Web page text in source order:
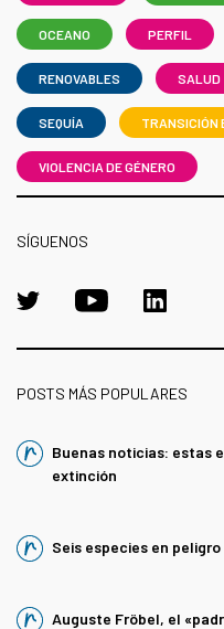
OCEANO PERFIL
RENOVABLES SALUD
SEQUÍA TRANSICIÓN
VIOLENCIA DE GÉNERO
SÍGUENOS
POSTS MÁS POPULARES
Buenas noticias: estas
extinción
Seis especies en
Auguste Fröbel, el